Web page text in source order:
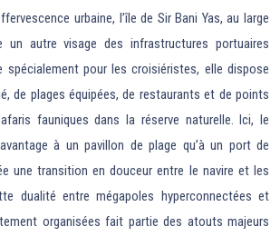
urbaine, l’île de Sir Bani Yas, au large
un autre visage des infrastructures portuaires
spécialement pour les croisiéristes, elle dispose
de plages équipées, de restaurants et de points
fauniques dans la réserve naturelle. Ici, le
à un pavillon de plage qu’à un port de
une transition en douceur entre le navire et les
dualité entre mégapoles hyperconnectées et
organisées fait partie des atouts majeurs